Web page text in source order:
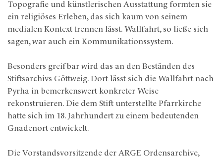
Topografie und künstlerischen Ausstattung formten sie
ein religiöses Erleben, das sich kaum von seinem
medialen Kontext trennen lässt. Wallfahrt, so ließe sich
sagen, war auch ein Kommunikationssystem.
Besonders greifbar wird das an den Beständen des
Stiftsarchivs Göttweig. Dort lässt sich die Wallfahrt nach
Pyrha in bemerkenswert konkreter Weise
rekonstruieren. Die dem Stift unterstellte Pfarrkirche
hatte sich im 18. Jahrhundert zu einem bedeutenden
Gnadenort entwickelt.
Die Vorstandsvorsitzende der ARGE Ordensarchive,